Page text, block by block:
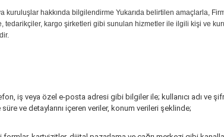
hakkında bilgilendirme Yukarıda belirtilen amaçlarla,
tedarikçiler, kargo şirketleri gibi sunulan hizmetler ile ilgili kişi ve
iş veya özel e-posta adresi gibi bilgiler ile; kullanıcı adı ve
ve detaylarını içeren veriler, konum verileri şeklinde;